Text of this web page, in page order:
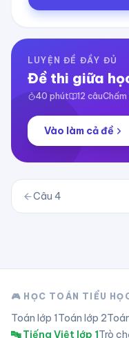
LUYỆN ĐỀ ĐẦY ĐỦ
Đề thi giữa
40 phút 12 câuChấm
Vào làm cả đề
Câu 4
🎮 HỌC TOÁN TIỂU
Toán lớp 1Toán lớp 2
🔤 Tiếng Việt lớp 1Trò